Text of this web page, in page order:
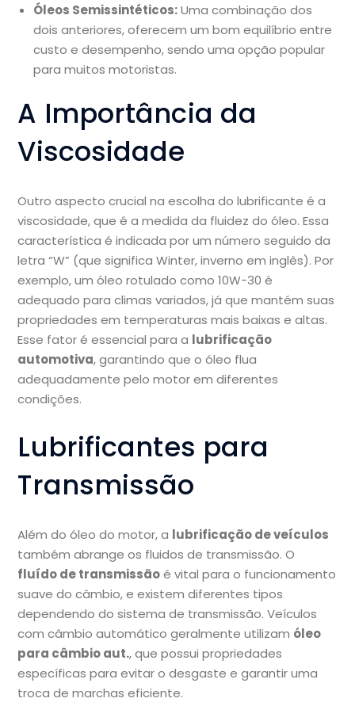
Óleos Semissintéticos:Uma combinação dos
dois anteriores, oferecem um bom equilíbrio entre
custo e desempenho, sendo uma opção popular
para muitos motoristas.
A Importância da
Viscosidade
Outro aspecto crucial na escolha do lubrificante é a
viscosidade, que é a medida da fluidez do óleo. Essa
característica é indicada por um número seguido da
letra “W” (que significa Winter, inverno em inglês). Por
exemplo, um óleo rotulado como 10W-30 é
adequado para climas variados, já que mantém suas
propriedades em temperaturas mais baixas e altas.
Esse fator é essencial para a lubrificação
automotiva, garantindo que o óleo flua
adequadamente pelo motor em diferentes
condições.
Lubrificantes para
Transmissão
Além do óleo do motor, a lubrificação de veículos
também abrange os fluidos de transmissão. O
fluído de transmissãoé vital para o funcionamento
suave do câmbio, e existem diferentes tipos
dependendo do sistema de transmissão. Veículos
com câmbio automático geralmente utilizam óleo
para câmbio aut., que possui propriedades
específicas para evitar o desgaste e garantir uma
troca de marchas eficiente.